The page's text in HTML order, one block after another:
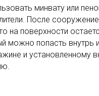
минвату или
После
на поверхности
можно попасть внутрь
и установленному